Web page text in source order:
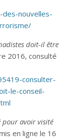
nouvelles-
doit-il être
2016, consulté
consulter-
le-conseil-
pour avoir visité
en ligne le 16